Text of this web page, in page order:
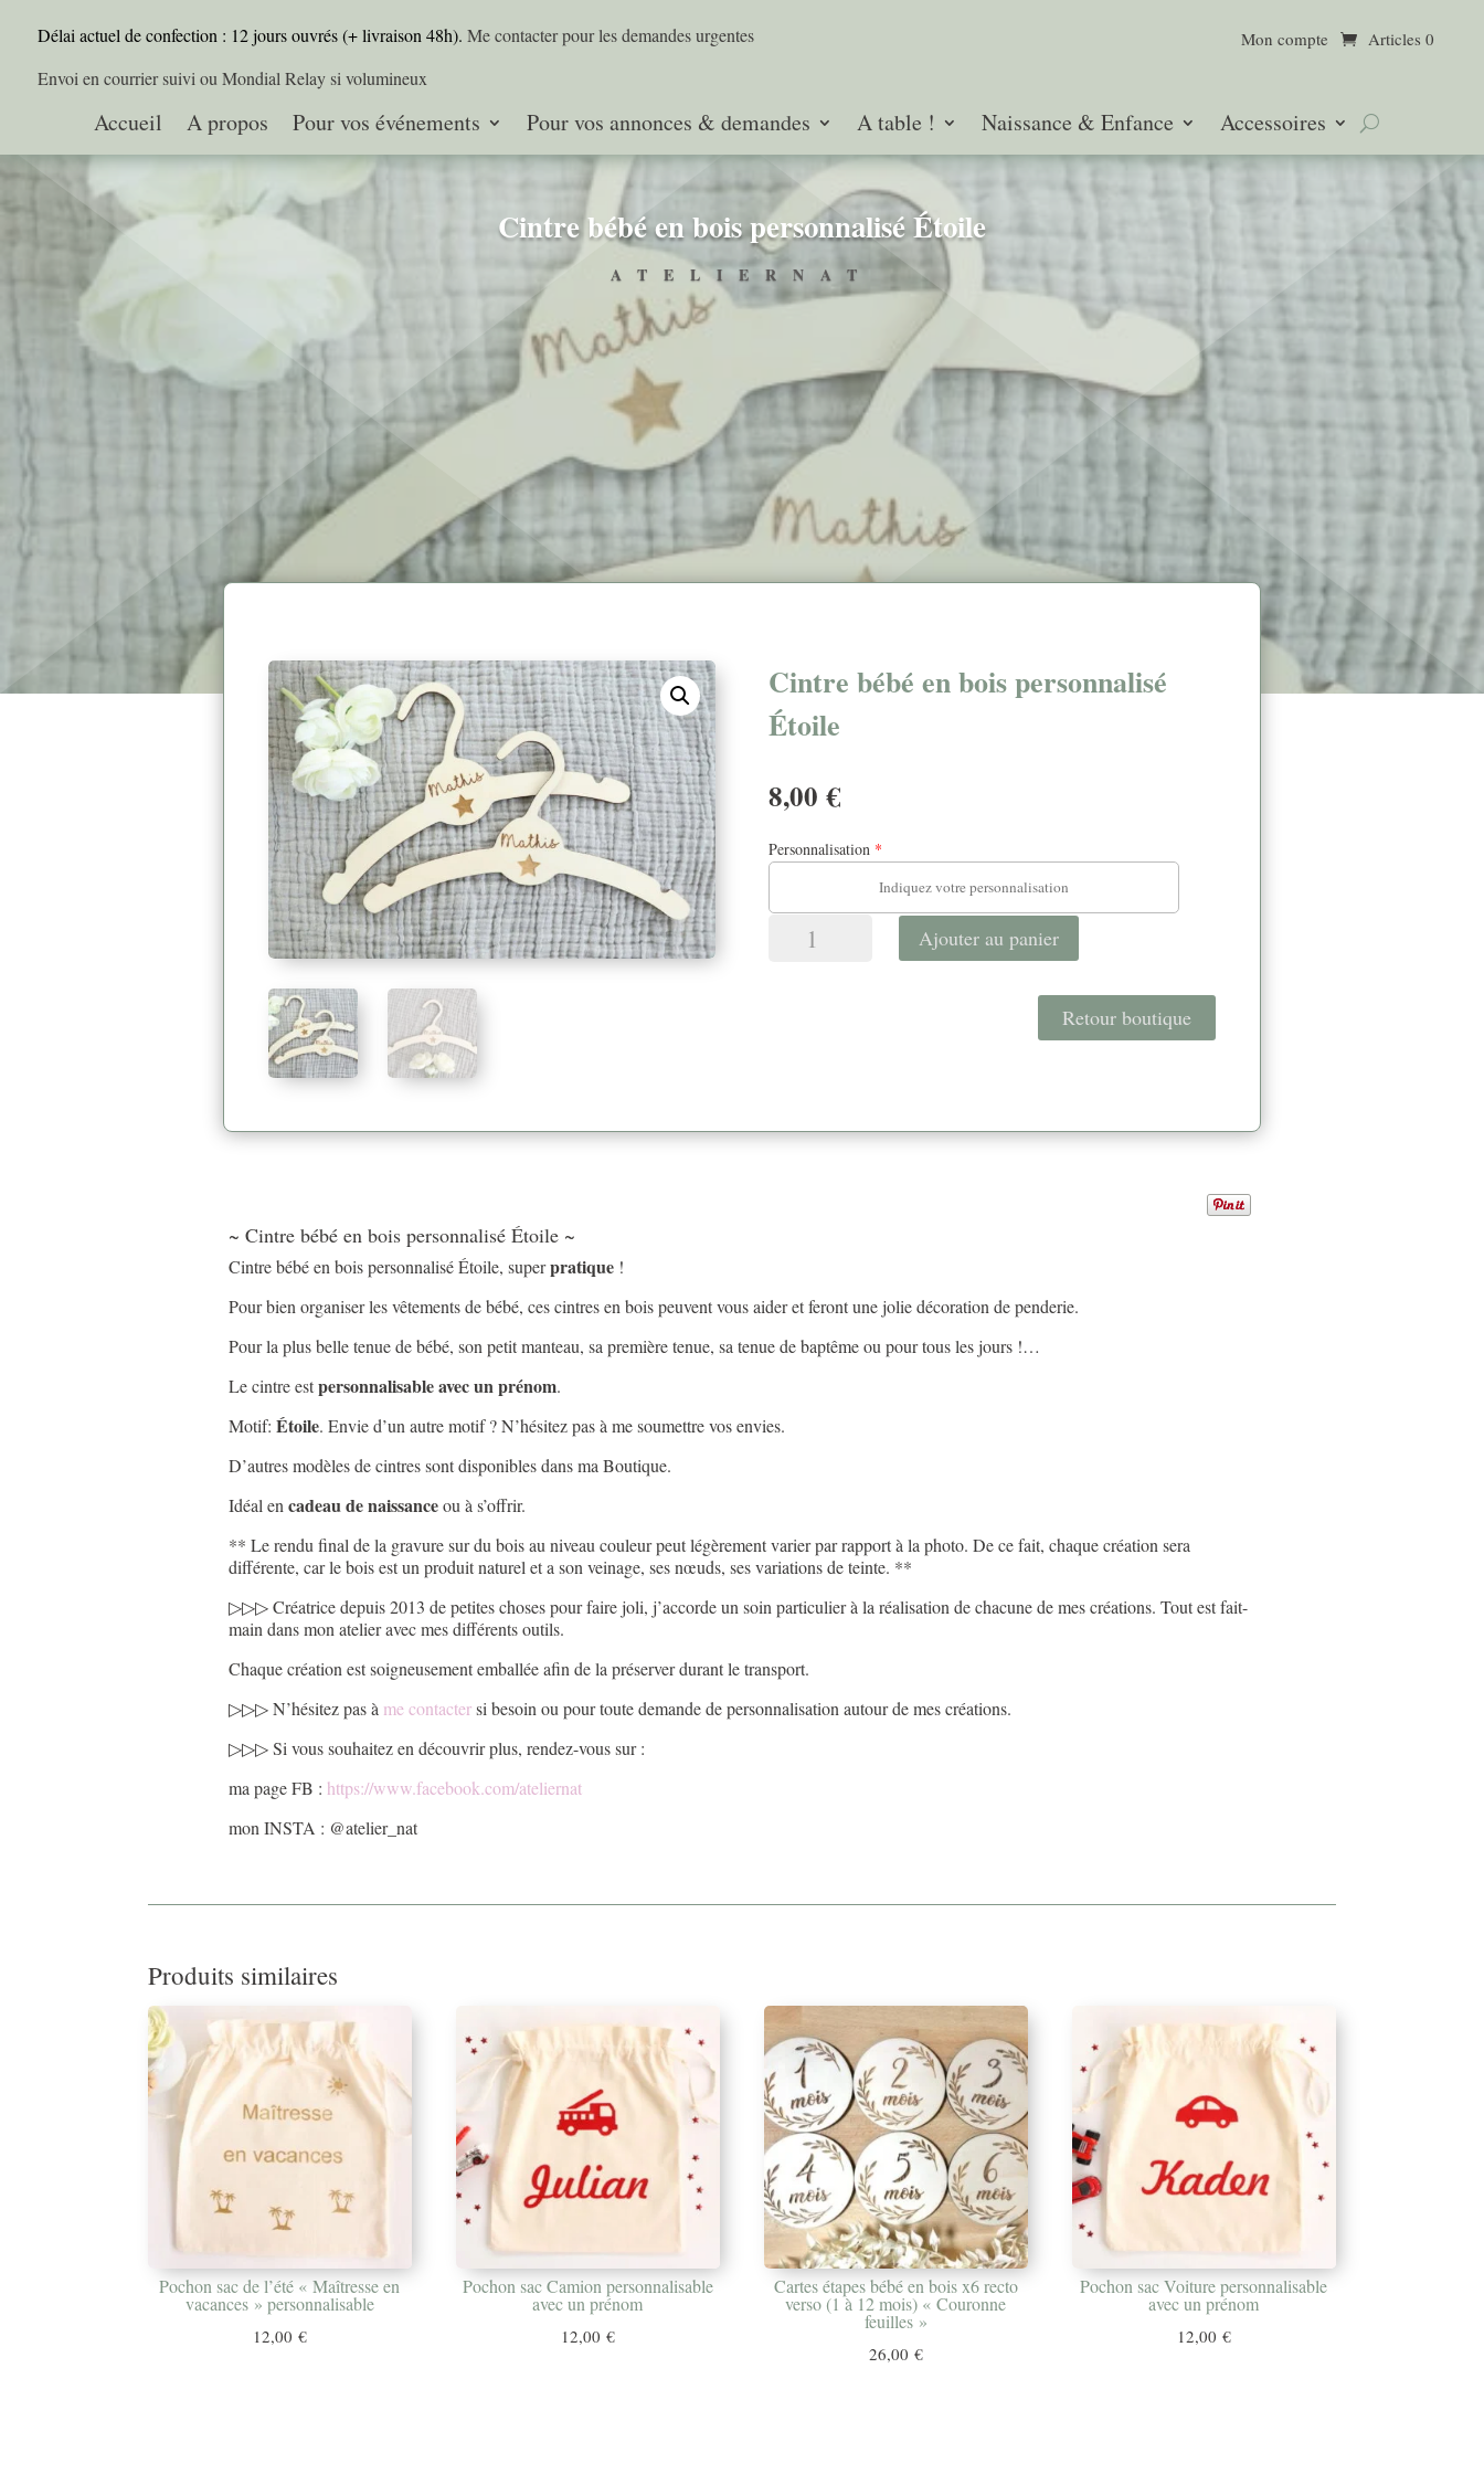
Délai actuel de confection : 12 jours ouvrés (+ livraison 48h). Me contacter pour les demandes urgentes
Envoi en courrier suivi ou Mondial Relay si volumineux
Mon compte Articles 0
Accueil A propos Pour vos événements Pour vos annonces & demandes A table ! Naissance & Enfance Accessoires
Cintre bébé en bois personnalisé Étoile
ATELIERNAT
Cintre bébé en bois personnalisé
Étoile
8,00€
Personnalisation *
quantité
Ajouter au panier
Retour boutique
~ Cintre bébé en bois personnalisé Étoile ~
Cintre bébé en bois personnalisé Étoile, superpratique!
Pour bien organiser les vêtements de bébé, ces cintres en bois peuvent vous aider et feront une jolie décoration de penderie.
Pour la plus belle tenue de bébé, son petit manteau, sa première tenue, sa tenue de baptême ou pour tous les jours !…
Le cintre estpersonnalisable avec un prénom.
Motif: Étoile. Envie d’un autre motif ? N’hésitez pas à me soumettre vos envies.
D’autres modèles de cintres sont disponibles dans ma Boutique.
Idéal encadeau de naissanceou à s’offrir.
** Le rendu final de la gravure sur du bois au niveau couleur peut légèrement varier par rapport à la photo. De ce fait, chaque création sera
différente, car le bois est un produit naturel et a son veinage, ses nœuds, ses variations de teinte. **
▷▷▷ Créatrice depuis 2013 de petites choses pour faire joli, j’accorde un soin particulier à la réalisation de chacune de mes créations. Tout est fait-
main dans mon atelier avec mes différents outils.
Chaque création est soigneusement emballée afin de la préserver durant le transport.
▷▷▷ N’hésitez pas à me contactersi besoin ou pour toute demande de personnalisation autour de mes créations.
▷▷▷ Si vous souhaitez en découvrir plus, rendez-vous sur :
ma page FB : https://www.facebook.com/ateliernat
mon INSTA : @atelier_nat
Produits similaires
Pochon sac de l’été « Maîtresse en
vacances » personnalisable
12,00 €
Pochon sac Camion personnalisable
avec un prénom
12,00 €
Cartes étapes bébé en bois x6 recto
verso (1 à 12 mois) « Couronne
feuilles »
26,00 €
Pochon sac Voiture personnalisable
avec un prénom
12,00 €